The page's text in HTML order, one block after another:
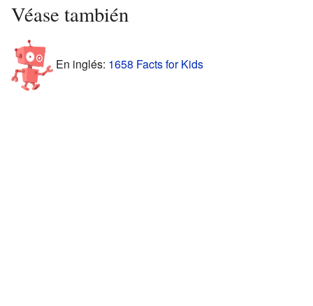
Véase también
En inglés: 1658 Facts for Kids